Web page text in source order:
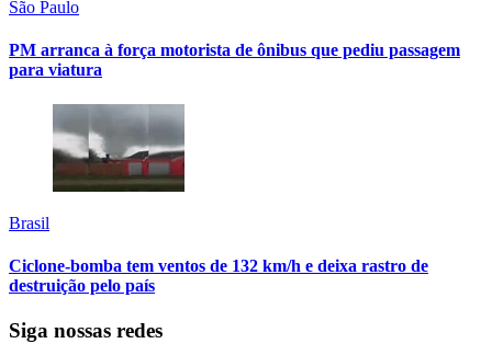
São Paulo
PM arranca à força motorista de ônibus que pediu passagem
para viatura
Brasil
Ciclone-bomba tem ventos de 132 km/h e deixa rastro de
destruição pelo país
Siga nossas redes